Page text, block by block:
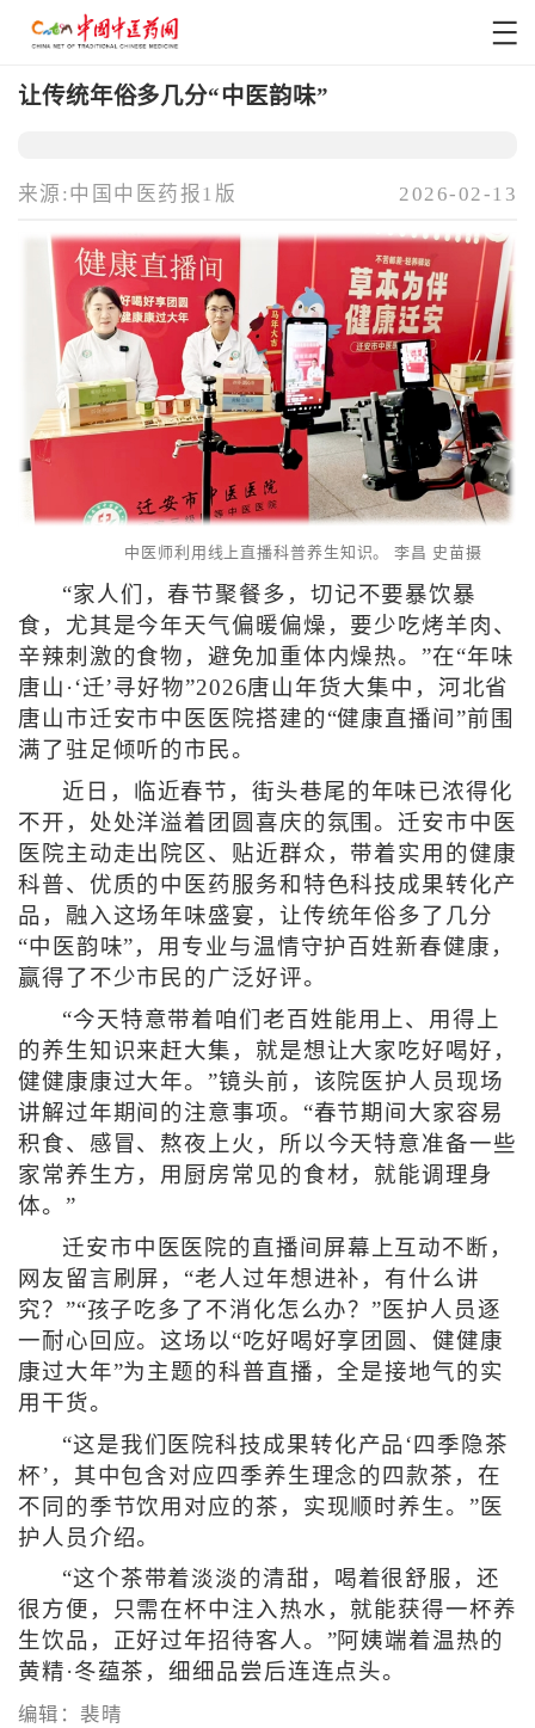
让传统年俗多几分“中医韵味”
来源:中国中医药报1版 2026-02-13
中医师利用线上直播科普养生知识。 李昌 史苗摄
“家人们，春节聚餐多，切记不要暴饮暴
食，尤其是今年天气偏暖偏燥，要少吃烤羊肉、
辛辣刺激的食物，避免加重体内燥热。”在“年味
唐山·‘迁’寻好物”2026唐山年货大集中，河北省
唐山市迁安市中医医院搭建的“健康直播间”前围
满了驻足倾听的市民。
近日，临近春节，街头巷尾的年味已浓得化
不开，处处洋溢着团圆喜庆的氛围。迁安市中医
医院主动走出院区、贴近群众，带着实用的健康
科普、优质的中医药服务和特色科技成果转化产
品，融入这场年味盛宴，让传统年俗多了几分
“中医韵味”，用专业与温情守护百姓新春健康，
赢得了不少市民的广泛好评。
“今天特意带着咱们老百姓能用上、用得上
的养生知识来赶大集，就是想让大家吃好喝好，
健健康康过大年。”镜头前，该院医护人员现场
讲解过年期间的注意事项。“春节期间大家容易
积食、感冒、熬夜上火，所以今天特意准备一些
家常养生方，用厨房常见的食材，就能调理身
体。”
迁安市中医医院的直播间屏幕上互动不断，
网友留言刷屏，“老人过年想进补，有什么讲
究？”“孩子吃多了不消化怎么办？”医护人员逐
一耐心回应。这场以“吃好喝好享团圆、健健康
康过大年”为主题的科普直播，全是接地气的实
用干货。
“这是我们医院科技成果转化产品‘四季隐茶
杯’，其中包含对应四季养生理念的四款茶，在
不同的季节饮用对应的茶，实现顺时养生。”医
护人员介绍。
“这个茶带着淡淡的清甜，喝着很舒服，还
很方便，只需在杯中注入热水，就能获得一杯养
生饮品，正好过年招待客人。”阿姨端着温热的
黄精·冬蕴茶，细细品尝后连连点头。
编辑：裴晴